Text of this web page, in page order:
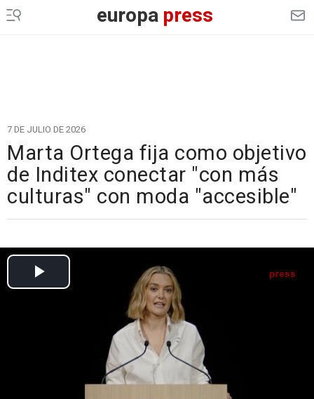
europapress
7 DE JULIO DE 2026
Marta Ortega fija como objetivo
de Inditex conectar "con más
culturas" con moda "accesible"